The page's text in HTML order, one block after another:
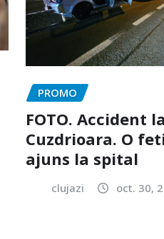
PROMO
FOTO. Accident la
Cuzdrioara. O
ajuns la spital
clujazi oct. 30,